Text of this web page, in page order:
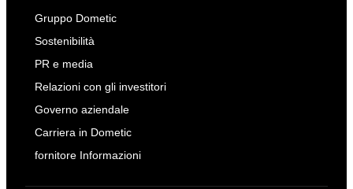
Gruppo Dometic
Sostenibilità
PR e media
Relazioni con gli investitori
Governo aziendale
Carriera in Dometic
fornitore Informazioni